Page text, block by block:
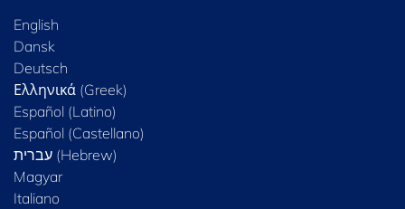
English
Dansk
Deutsch
Ελληνικά (Greek)
Español (Latino)
Español (Castellano)
Magyar
Italiano